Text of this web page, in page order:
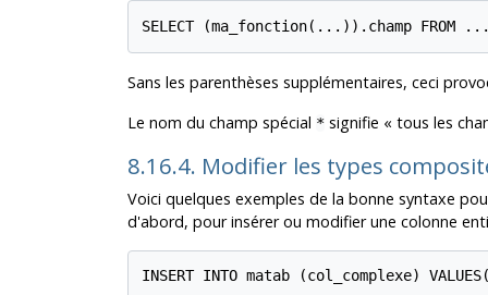
SELECT (ma_fonction(...)).champ FROM
Sans les parenthèses supplémentaires, ceci
Le nom du champ spécial *signifie « tous les
8.16.4. Modifier les types
Voici quelques exemples de la bonne syntaxe
d'abord, pour insérer ou modifier une colonne
INSERT INTO matab (col_complexe)